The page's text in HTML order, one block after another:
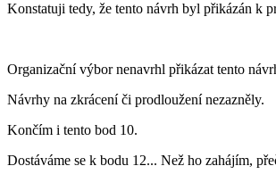
Konstatuji tedy, že tento návrh byl přikázán k
Organizační výbor nenavrhl přikázat tento
Návrhy na zkrácení či prodloužení nezazněly.
Končím i tento bod 10.
Dostáváme se k bodu 12... Než ho zahájím,